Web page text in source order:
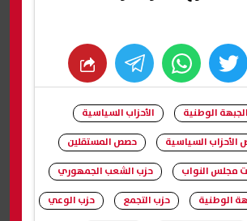
twitter
whats
الجبهة الوطنية
الأحزاب السياسية
السياسية
حصص المستقلين
مجلس النواب
حزب الشعب الجمهوري
الوطنية
حزب التجمع
حزب الوعي